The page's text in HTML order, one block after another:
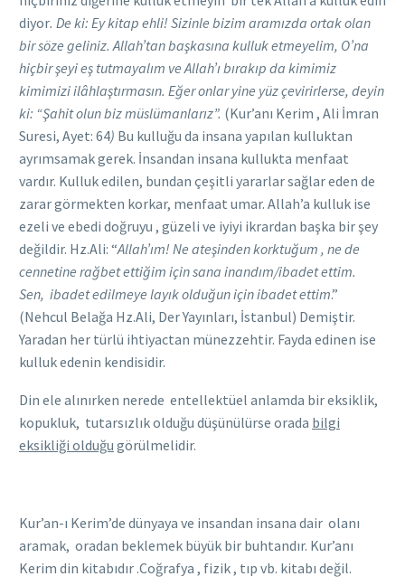
diyor. De ki: Ey kitap ehli! Sizinle bizim aramızda ortak olan
bir söze geliniz. Allah’tan başkasına kulluk etmeyelim, O’na
hiçbir şeyi eş tutmayalım ve Allah’ı bırakıp da kimimiz
kimimizi ilâhlaştırmasın. Eğer onlar yine yüz çevirirlerse, deyin
ki: “Şahit olun biz müslümanlarız”. (Kur’anı Kerim , Ali İmran
Suresi, Ayet: 64) Bu kulluğu da insana yapılan kulluktan
ayrımsamak gerek. İnsandan insana kullukta menfaat
vardır. Kulluk edilen, bundan çeşitli yararlar sağlar eden de
zarar görmekten korkar, menfaat umar. Allah’a kulluk ise
ezeli ve ebedi doğruyu , güzeli ve iyiyi ikrardan başka bir şey
değildir. Hz.Ali: “Allah’ım! Ne ateşinden korktuğum , ne de
cennetine rağbet ettiğim için sana inandım/ibadet ettim.
Sen, ibadet edilmeye layık olduğun için ibadet ettim.”
(Nehcul Belağa Hz.Ali, Der Yayınları, İstanbul) Demiştir.
Yaradan her türlü ihtiyactan münezzehtir. Fayda edinen ise
kulluk edenin kendisidir.
Din ele alınırken nerede entellektüel anlamda bir eksiklik,
kopukluk, tutarsızlık olduğu düşünülürse orada bilgi
eksikliği olduğu görülmelidir.
Kur’an-ı Kerim’de dünyaya ve insandan insana dair olanı
aramak, oradan beklemek büyük bir buhtandır. Kur’anı
Kerim din kitabıdır .Coğrafya , fizik , tıp vb. kitabı değil.